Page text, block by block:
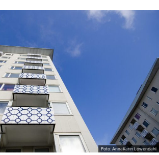
Foto: AnnaKarin Löwendahl